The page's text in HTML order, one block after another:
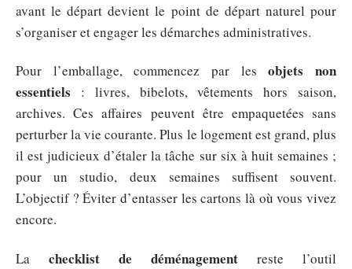
avant le départ devient le point de départ naturel pour
s’organiser et engager les démarches administratives.
Pour l’emballage, commencez par lesobjets non
essentiels : livres, bibelots, vêtements hors saison,
archives. Ces affaires peuvent être empaquetées sans
perturber la vie courante. Plus le logement est grand, plus
il est judicieux d’étaler la tâche sur six à huit semaines ;
pour un studio, deux semaines suffisent souvent.
L’objectif ? Éviter d’entasser les cartons là où vous vivez
encore.
La checklist de déménagement reste l’outil